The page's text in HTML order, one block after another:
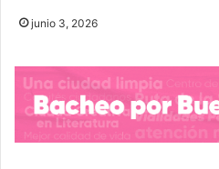
junio 3, 2026